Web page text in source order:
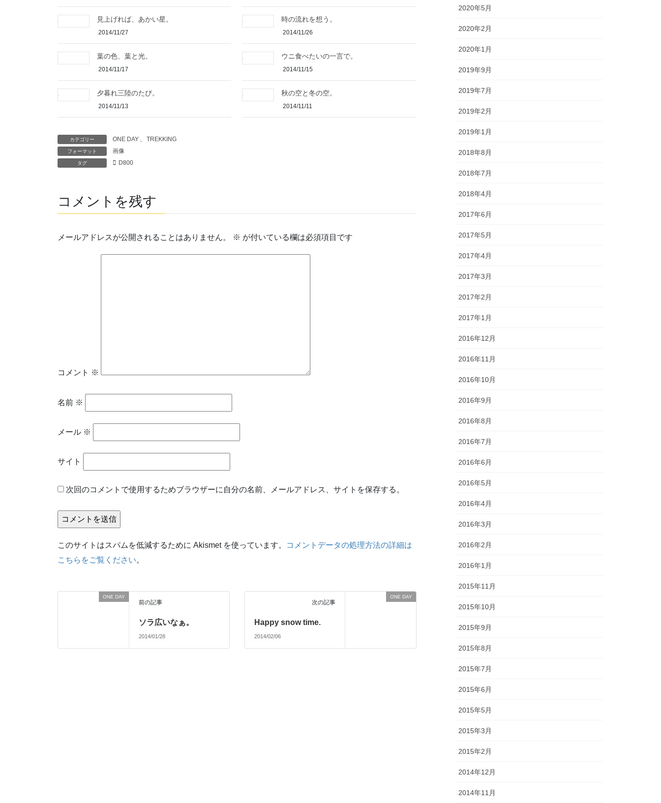
見上げれば、あかい星。
2014/11/27
時の流れを想う。
2014/11/26
葉の色、葉と光。
2014/11/17
ウニ食べたいの一言で。
2014/11/15
夕暮れ三陸のたび。
2014/11/13
秋の空と冬の空。
2014/11/11
カテゴリー ONE DAY TREKKING
フォーマット 画像
タグ D800
コメントを残す
メールアドレスが公開されることはありません。 ※ が付いている欄は必須項目です
コメント ※
名前 ※
メール ※
サイト
次回のコメントで使用するためブラウザーに自分の名前、メールアドレス、サイトを保存する。
このサイトはスパムを低減するために Akismet を使っています。
コメントデータの処理方法の詳細は
こちらをご覧ください。
ONE DAY
前の記事
ソラ広いなぁ。
2014/01/28
ONE DAY
次の記事
Happy snow time.
2014/02/06
2020年5月
2020年2月
2020年1月
2019年9月
2019年7月
2019年2月
2019年1月
2018年8月
2018年7月
2018年4月
2017年6月
2017年5月
2017年4月
2017年3月
2017年2月
2017年1月
2016年12月
2016年11月
2016年10月
2016年9月
2016年8月
2016年7月
2016年6月
2016年5月
2016年4月
2016年3月
2016年2月
2016年1月
2015年11月
2015年10月
2015年9月
2015年8月
2015年7月
2015年6月
2015年5月
2015年3月
2015年2月
2014年12月
2014年11月